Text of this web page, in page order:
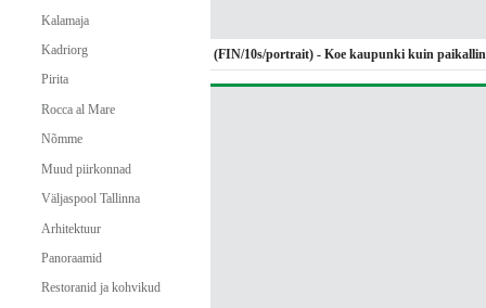
Kalamaja
Kadriorg
Pirita
Rocca al Mare
Nõmme
Muud piirkonnad
Väljaspool Tallinna
Arhitektuur
Panoraamid
Restoranid ja kohvikud
(FIN/10s/portrait) - Koe kaupunki kuin